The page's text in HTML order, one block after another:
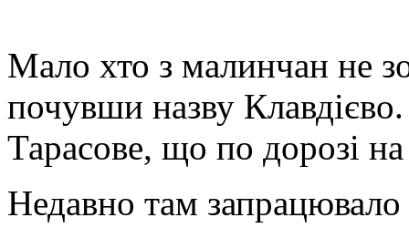
Мало хто з малинчан не
почувши назву
Тарасове, що по дорозі
Недавно там